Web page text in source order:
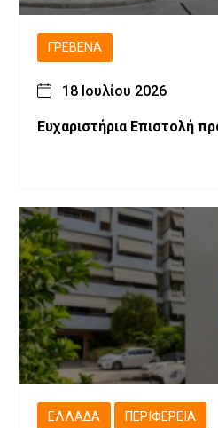
ΓΡΕΒΕΝΆ
18 Ιουλίου 2026
Ευχαριστήρια Επιστολή
ΕΛΛΆΔΑ ΠΕΡΙΦΈΡΕΙΑ